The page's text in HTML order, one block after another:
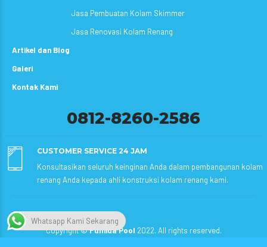
Jasa Pembuatan Kolam Skimmer
Jasa Renovasi Kolam Renang
Artikel dan Blog
Galeri
Kontak Kami
0812-8260-2586
CUSTOMER SERVICE 24 JAM
Konsultasikan seluruh keinginan Anda dalam pembangunan kolam
renang Anda kepada ahli konstruksi kolam renang kami.
Copyright ©Fumida Pool 2022. All rights reserved.
Whatsapp Kami Sekarang